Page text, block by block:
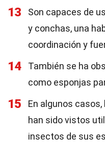
13
Son capaces de
y conchas, una
coordinación y
14
También se ha
como esponjas
15
En algunos
han sido vistos
insectos de sus